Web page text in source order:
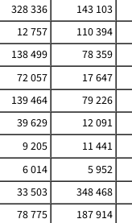
328 336
143 103
12 757
110 394
138 499
78 359
72 057
17 647
139 464
79 226
39 629
12 091
9 205
11 441
6 014
5 952
33 503
348 468
78 775
187 914